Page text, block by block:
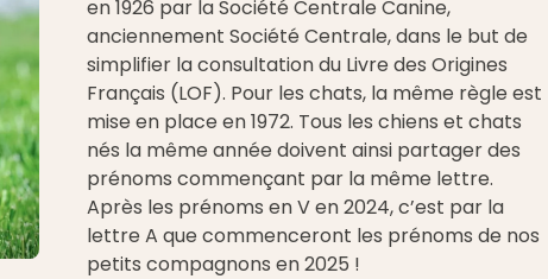
en 1926 par la Société Centrale Canine,
anciennement Société Centrale, dans le but de
simplifier la consultation du Livre des Origines
Français (LOF). Pour les chats, la même règle est
mise en place en 1972. Tous les chiens et chats
nés la même année doivent ainsi partager des
prénoms commençant par la même lettre.
Après les prénoms en V en 2024, c’est par la
lettre A que commenceront les prénoms de nos
petits compagnons en 2025 !